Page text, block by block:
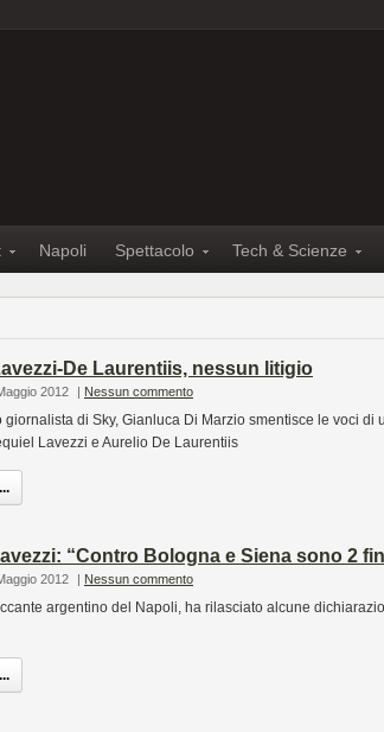
Napoli Spettacolo Tech & Scienze
De Laurentiis, nessun litigio
2012 | Nessun commento
di Sky, Gianluca Di Marzio smentisce le voci di
Lavezzi e Aurelio De Laurentiis
“Contro Bologna e Siena sono 2
2012 | Nessun commento
argentino del Napoli, ha rilasciato alcune